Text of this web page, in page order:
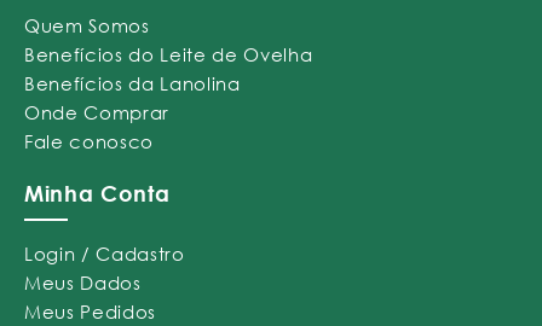
Quem Somos
Benefícios do Leite de Ovelha
Benefícios da Lanolina
Onde Comprar
Fale conosco
Minha Conta
Login / Cadastro
Meus Dados
Meus Pedidos